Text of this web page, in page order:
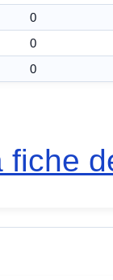
0
0
0
fiche